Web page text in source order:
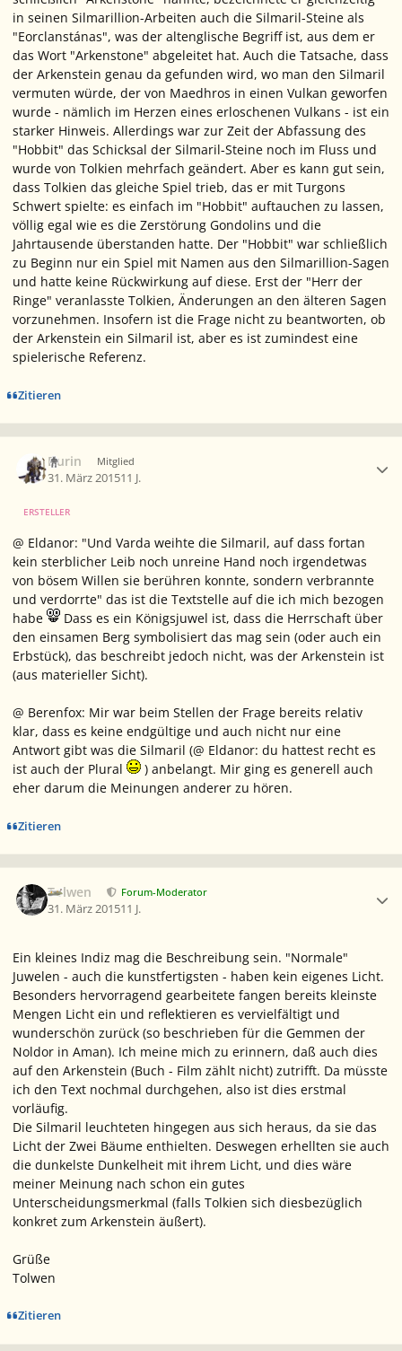
in seinen Silmarillion-Arbeiten auch die Silmaril-Steine als
"Eorclanstánas", was der altenglische Begriff ist, aus dem er
das Wort "Arkenstone" abgeleitet hat. Auch die Tatsache, dass
der Arkenstein genau da gefunden wird, wo man den Silmaril
vermuten würde, der von Maedhros in einen Vulkan geworfen
wurde - nämlich im Herzen eines erloschenen Vulkans - ist ein
starker Hinweis. Allerdings war zur Zeit der Abfassung des
"Hobbit" das Schicksal der Silmaril-Steine noch im Fluss und
wurde von Tolkien mehrfach geändert. Aber es kann gut sein,
dass Tolkien das gleiche Spiel trieb, das er mit Turgons
Schwert spielte: es einfach im "Hobbit" auftauchen zu lassen,
völlig egal wie es die Zerstörung Gondolins und die
Jahrtausende überstanden hatte. Der "Hobbit" war schließlich
zu Beginn nur ein Spiel mit Namen aus den Silmarillion-Sagen
und hatte keine Rückwirkung auf diese. Erst der "Herr der
Ringe" veranlasste Tolkien, Änderungen an den älteren Sagen
vorzunehmen. Insofern ist die Frage nicht zu beantworten, ob
der Arkenstein ein Silmaril ist, aber es ist zumindest eine
spielerische Referenz.
Zitieren
Durin Mitglied
31. März 201511 J.
ERSTELLER
@ Eldanor: "Und Varda weihte die Silmaril, auf dass fortan
kein sterblicher Leib noch unreine Hand noch irgendetwas
von bösem Willen sie berühren konnte, sondern verbrannte
und verdorrte" das ist die Textstelle auf die ich mich bezogen
habe
Dass es ein Königsjuwel ist, dass die Herrschaft über
den einsamen Berg symbolisiert das mag sein (oder auch ein
Erbstück), das beschreibt jedoch nicht, was der Arkenstein ist
(aus materieller Sicht).
@ Berenfox: Mir war beim Stellen der Frage bereits relativ
klar, dass es keine endgültige und auch nicht nur eine
Antwort gibt was die Silmaril (@ Eldanor: du hattest recht es
ist auch der Plural
) anbelangt. Mir ging es generell auch
eher darum die Meinungen anderer zu hören.
Zitieren
Tolwen Forum-Moderator
31. März 201511 J.
Ein kleines Indiz mag die Beschreibung sein. "Normale"
Juwelen - auch die kunstfertigsten - haben kein eigenes Licht.
Besonders hervorragend gearbeitete fangen bereits kleinste
Mengen Licht ein und reflektieren es vervielfältigt und
wunderschön zurück (so beschrieben für die Gemmen der
Noldor in Aman). Ich meine mich zu erinnern, daß auch dies
auf den Arkenstein (Buch - Film zählt nicht) zutrifft. Da müsste
ich den Text nochmal durchgehen, also ist dies erstmal
vorläufig.
Die Silmaril leuchteten hingegen aus sich heraus, da sie das
Licht der Zwei Bäume enthielten. Deswegen erhellten sie auch
die dunkelste Dunkelheit mit ihrem Licht, und dies wäre
meiner Meinung nach schon ein gutes
Unterscheidungsmerkmal (falls Tolkien sich diesbezüglich
konkret zum Arkenstein äußert).
Grüße
Tolwen
Zitieren